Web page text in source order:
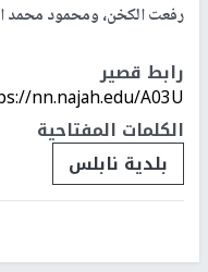
رفعت الكخن، ومحمود محمد
رابط قصير
nn.najah.edu/A03U/
الكلمات المفتاحية
بلدية نابلس